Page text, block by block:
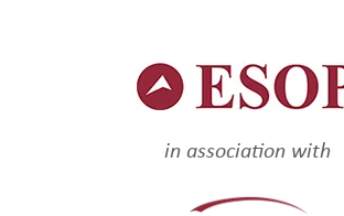
in association with